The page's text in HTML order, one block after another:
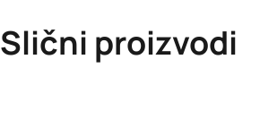
Slični proizvodi